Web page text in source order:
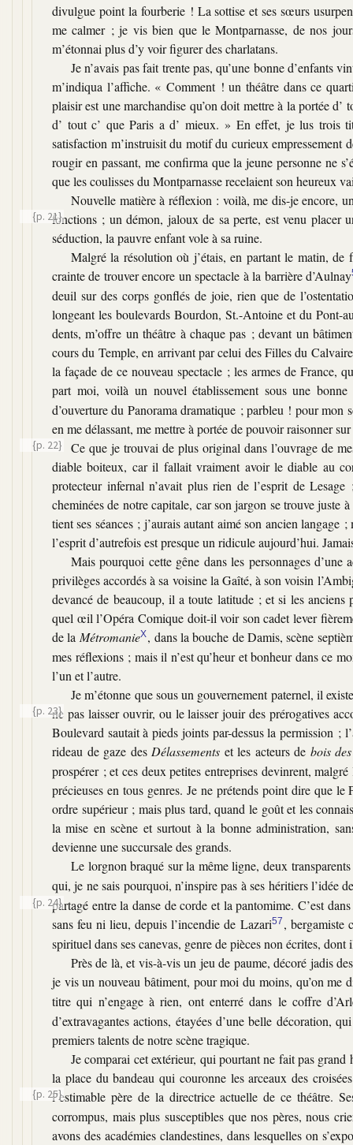
divulgue point la fourberie ! La sottise et ses sœurs
me calmer ; je vis bien que le Montparnasse, de nos
m’étonnai plus d’y voir figurer des charlatans.
Je n’avais pas fait trente pas, qu’une bonne d’enfants
m’indiqua l’affiche. « Comment ! un théâtre dans ce
plaisir est une marchandise qu’on doit mettre à la portée
d’ tout c’ que Paris a d’ mieux. » En effet, je lus trois
satisfaction m’instruisit du motif du curieux
rougir en passant, me confirma que la jeune personne ne
que les coulisses du Montparnasse recelaient son heureux
Nouvelle matière à réflexion : voilà, me dis-je encore,
fonctions ; un démon, jaloux de sa perte, est venu placer
{p. 21}
séduction, la pauvre enfant vole à sa ruine.
Malgré la résolution où j’étais, en partant le matin,
crainte de trouver encore un spectacle à la barrière d’Aulnay
deuil sur des corps gonflés de joie, rien que de
longeant les boulevards Bourdon, St.-Antoine et du Pont-
dents, m’offre un théâtre à chaque pas ; devant un
cours du Temple, en arrivant par celui des Filles du
la façade de ce nouveau spectacle ; les armes de
part moi, voilà un nouvel établissement sous une
d’ouverture du Panorama dramatique ; parbleu ! pour mon
en me délassant, me mettre à portée de pouvoir raisonner
Ce que je trouvai de plus original dans l’ouvrage de
{p. 22}
diable boiteux, car il fallait vraiment avoir le diable au
protecteur infernal n’avait plus rien de l’esprit de
cheminées de notre capitale, car son jargon se trouve
tient ses séances ; j’aurais autant aimé son ancien
l’esprit d’autrefois est presque un ridicule aujourd’hui.
Mais pourquoi cette gêne dans les personnages
privilèges accordés à sa voisine la Gaîté, à son voisin
devancé de beaucoup, il a toute latitude ; et si les
quel œil l’Opéra Comique doit-il voir son cadet lever
de la MétromanieX, dans la bouche de Damis, scène
mes réflexions ; mais il n’est qu’heur et bonheur dans ce
l’un et l’autre.
Je m’étonne que sous un gouvernement paternel, il
ne pas laisser ouvrir, ou le laisser jouir des prérogatives
{p. 23}
Boulevard sautait à pieds joints par-dessus la permission ;
rideau de gaze des Délassements et les acteurs de bois
prospérer ; et ces deux petites entreprises devinrent,
précieuses en tous genres. Je ne prétends point dire que
ordre supérieur ; mais plus tard, quand le goût et les
la mise en scène et surtout à la bonne administration,
devienne une succursale des grands.
Le lorgnon braqué sur la même ligne, deux
qui, je ne sais pourquoi, n’inspire pas à ses héritiers l’idée
partagé entre la danse de corde et la pantomime. C’est
{p. 24}
sans feu ni lieu, depuis l’incendie de Lazari57 , bergamiste
spirituel dans ses canevas, genre de pièces non écrites,
Près de là, et vis-à-vis un jeu de paume, décoré jadis
je vis un nouveau bâtiment, pour moi du moins, qu’on me
titre qui n’engage à rien, ont enterré dans le coffre
d’extravagantes actions, étayées d’une belle décoration,
premiers talents de notre scène tragique.
Je comparai cet extérieur, qui pourtant ne fait pas grand
la place du bandeau qui couronne les arceaux des
l’estimable père de la directrice actuelle de ce théâtre.
{p. 25}
corrompus, mais plus susceptibles que nos pères, nous
avons des académies clandestines, dans lesquelles on